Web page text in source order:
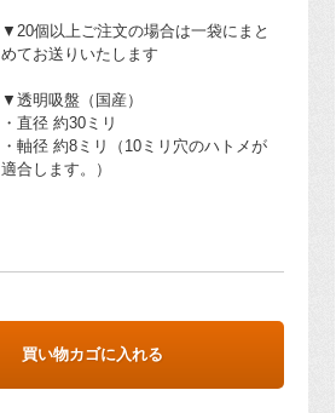
▼20個以上ご注文の場合は一袋にまと
めてお送りいたします
▼透明吸盤（国産）
・直径 約30ミリ
・軸径 約8ミリ（10ミリ穴のハトメが
適合します。）
買い物カゴに入れる